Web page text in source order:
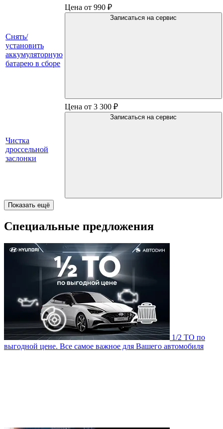
Снять/
установить
аккумуляторную
батарею в сборе
Цена от 990 ₽
Записаться на сервис
Чистка
дроссельной
заслонки
Цена от 3 300 ₽
Записаться на сервис
Показать ещё
Специальные предложения
1/2 ТО по
выгодной цене. Все самое важное для Вашего автомобиля